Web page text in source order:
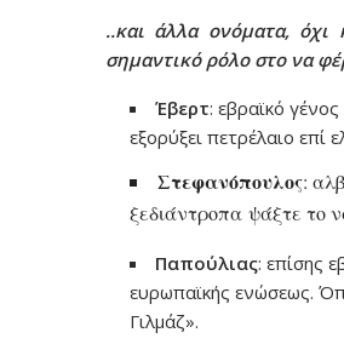
..και άλλα ονόματα, όχι
σημαντικό ρόλο στο να
Έβερτ: εβραϊκό
εξορύξει πετρέλαιο επί
Στεφανόπουλος:
ξεδιάντροπα ψάξτε το
Παπούλιας: επίσης
ευρωπαϊκής ενώσεως.
Γιλμάζ».